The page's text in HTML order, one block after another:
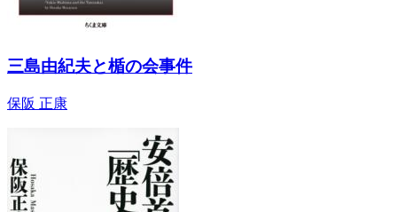
三島由紀夫と楯の会事件
保阪 正康